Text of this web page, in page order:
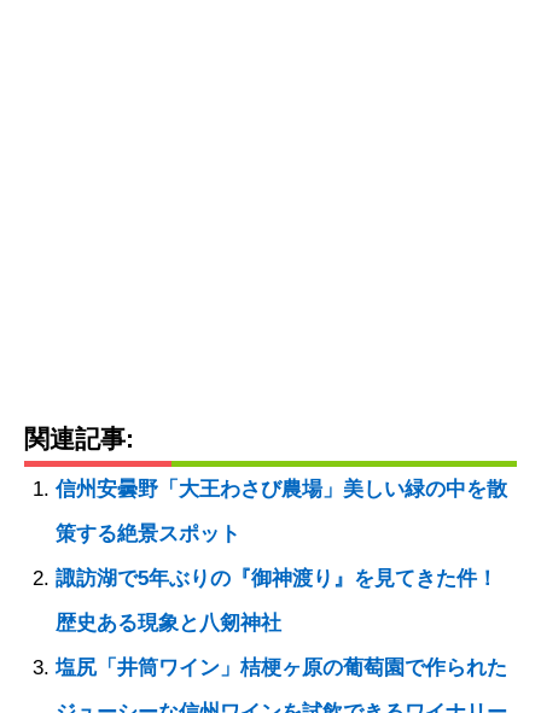
関連記事:
信州安曇野「大王わさび農場」美しい緑の中を散
策する絶景スポット
諏訪湖で5年ぶりの『御神渡り』を見てきた件！
歴史ある現象と八剱神社
塩尻「井筒ワイン」桔梗ヶ原の葡萄園で作られた